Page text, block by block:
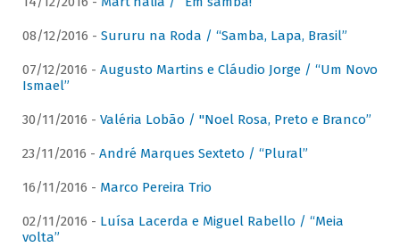
08/12/2016 - Sururu na Roda / “Samba, Lapa, Brasil”
07/12/2016 - Augusto Martins e Cláudio Jorge / “Um Novo
Ismael”
30/11/2016 - Valéria Lobão / "Noel Rosa, Preto e Branco”
23/11/2016 - André Marques Sexteto / “Plural”
16/11/2016 - Marco Pereira Trio
02/11/2016 - Luísa Lacerda e Miguel Rabello / “Meia
volta”